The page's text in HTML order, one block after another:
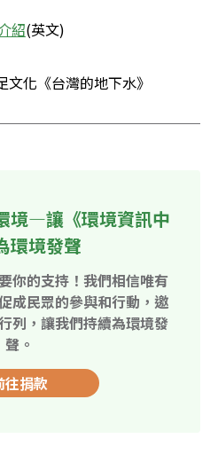
紹(英文)
化《台灣的地下水》
境—讓《環境資訊中
環境發聲
你的支持！我們相信唯有
成民眾的參與和行動，邀
列，讓我們持續為環境發
聲。
往捐款